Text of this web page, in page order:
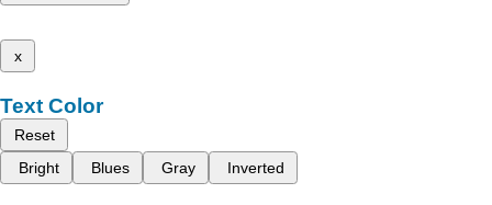
x
Text Color
Reset
Bright
Blues Gray Inverted